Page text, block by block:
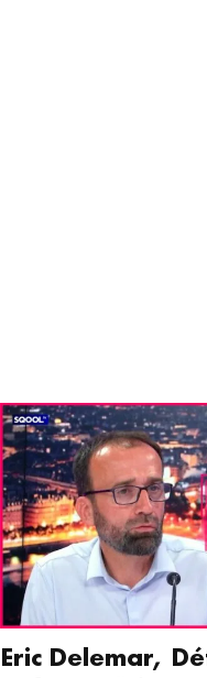
Eric Delemar,